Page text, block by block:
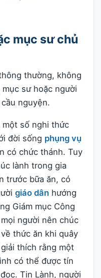
mục sư chủ
thường, không
mục sư hoặc người
nguyện.
một số nghi thức
đời sống phụng vụ
có chức thánh. Tuy
lành trong gia
trước bữa ăn, có
giáo dân hướng
Giám mục Công
người nên chúc
thức ăn khi quây
thích rằng một
có thể được tín
Tin Lành, người